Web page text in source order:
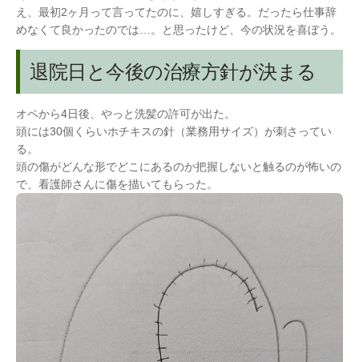
え、最初2ヶ月って言ってたのに、嬉しすぎる。だったら仕事辞
めなくて良かったのでは…。と思ったけど、今の状況を喜ぼう。
退院日と今後の治療方針が決まる
オペから4日後、やっと洗髪の許可が出た。
頭には30個くらいホチキスの針（業務用サイズ）が刺さってい
る。
頭の傷がどんな形でどこにあるのか把握しないと触るのが怖いの
で、看護師さんに傷を描いてもらった。